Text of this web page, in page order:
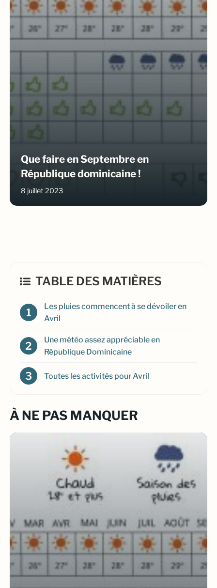
Que faire en Septembre en
République dominicaine !
8 juillet 2023
TABLE DES MATIÈRES
Les pluies commencent à se dévoiler en
Avril
Une météo assez appréciable en
République Dominicaine
Toutes les activités pour Avril
À NE PAS MANQUER